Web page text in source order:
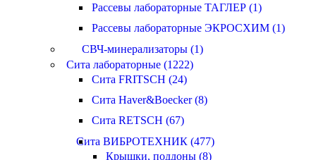
Рассевы лабораторные ТАГЛЕР (1)
Рассевы лабораторные ЭКРОСХИМ (1)
СВЧ-минерализаторы (1)
Сита лабораторные (1222)
Сита FRITSCH (24)
Сита Haver&Boecker (8)
Сита RETSCH (67)
Сита ВИБРОТЕХНИК (477)
Крышки, поддоны (8)